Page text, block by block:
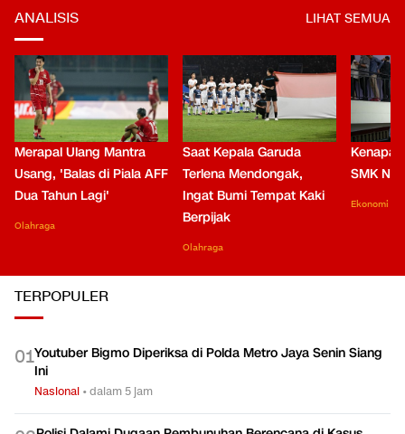
ANALISIS LIHAT SEMUA
Merapal Ulang Mantra
Usang, 'Balas di Piala AFF
Dua Tahun Lagi'
Olahraga
Saat Kepala Garuda
Terlena Mendongak,
Ingat Bumi Tempat Kaki
Berpijak
Olahraga
Kenapa
SMK
Ekonomi
TERPOPULER
01Youtuber Bigmo Diperiksa di Polda Metro Jaya Senin Siang
Ini
Nasional •dalam 5 jam